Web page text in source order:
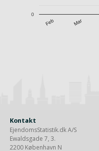
Feb Mar
0
Kontakt
EjendomsStatistik.dk A/S
Ewaldsgade 7, 3.
2200 København N